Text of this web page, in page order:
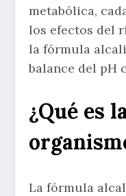
metabólica,
los efectos del
la fórmula
balance del pH
¿Qué es
La fórmula